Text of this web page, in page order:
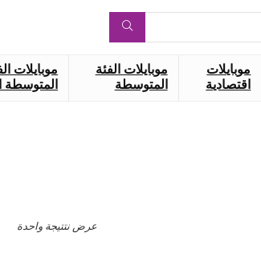
موبايلات
اقتصادية
موبايلات الفئة
المتوسطة
موبايلات
المتوسطة
عرض نتتيجة واحدة